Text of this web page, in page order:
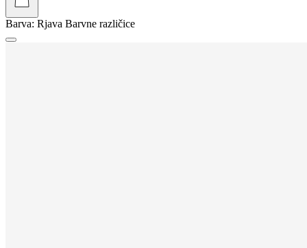
Barva: Rjava Barvne različice